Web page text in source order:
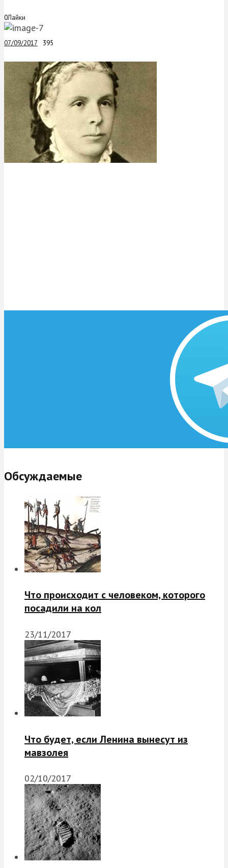
0Лайки
07/09/2017 395
Обсуждаемые
Что происходит с человеком, которого
посадили на кол
23/11/2017
Что будет, если Ленина вынесут из
мавзолея
02/10/2017